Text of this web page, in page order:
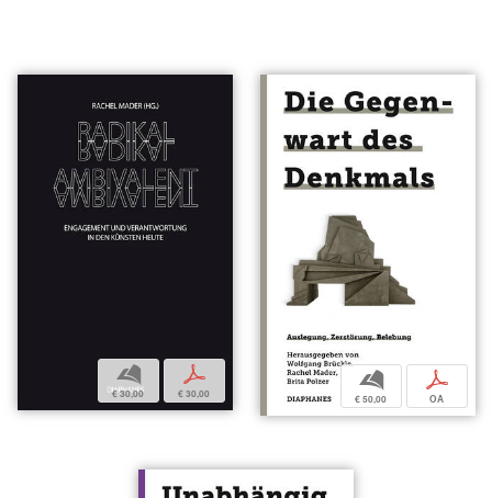
b
€ 30,00
p
€ 30,00
b
€ 50,00
p
OA